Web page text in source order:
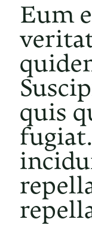
Eum
quis